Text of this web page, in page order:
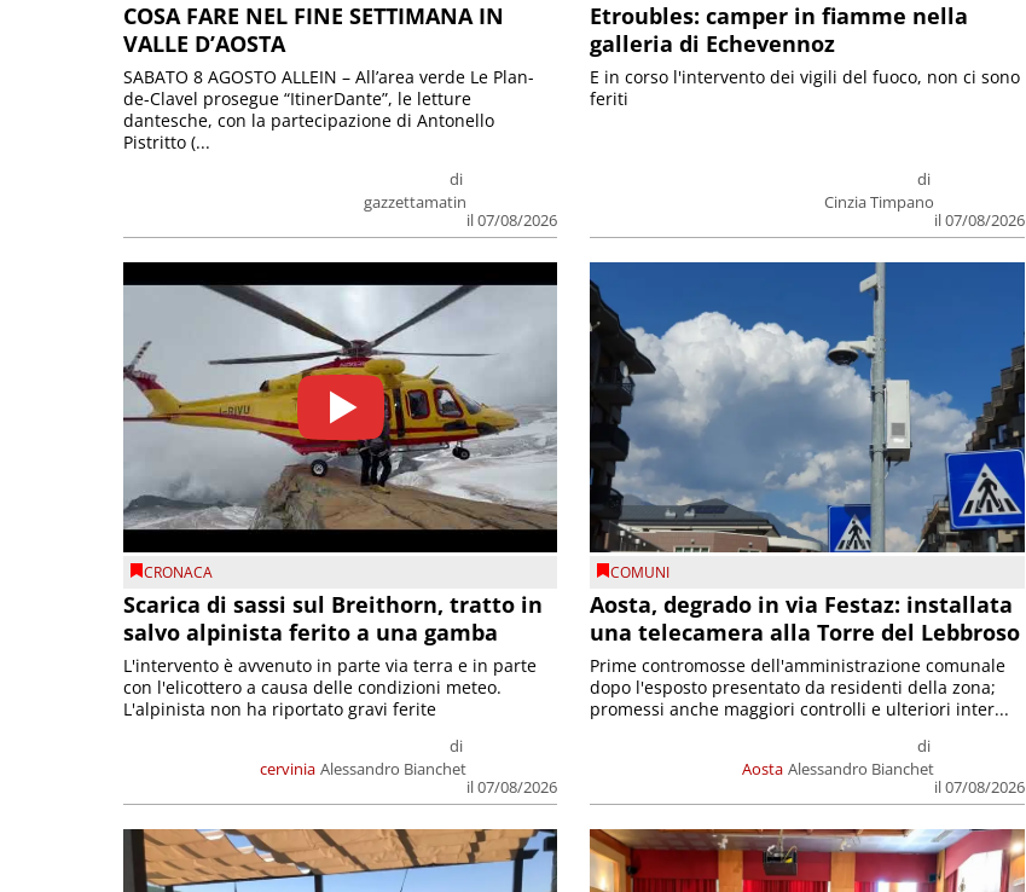
COSA FARE NEL FINE SETTIMANA IN
VALLE D’AOSTA
di
gazzettamatin
il 07/08/2026
SABATO 8 AGOSTO ALLEIN – All’area verde Le Plan-
de-Clavel prosegue “ItinerDante”, le letture
dantesche, con la partecipazione di Antonello
Pistritto (...
Etroubles: camper in fiamme nella
galleria di Echevennoz
di
Cinzia Timpano
il 07/08/2026
E in corso l'intervento dei vigili del fuoco, non ci sono
feriti
CRONACA
Scarica di sassi sul Breithorn, tratto in
salvo alpinista ferito a una gamba
cervinia
di
Alessandro Bianchet
il 07/08/2026
L'intervento è avvenuto in parte via terra e in parte
con l'elicottero a causa delle condizioni meteo.
L'alpinista non ha riportato gravi ferite
COMUNI
Aosta, degrado in via Festaz: installata
una telecamera alla Torre del Lebbroso
Aosta
di
Alessandro Bianchet
il 07/08/2026
Prime contromosse dell'amministrazione comunale
dopo l'esposto presentato da residenti della zona;
promessi anche maggiori controlli e ulteriori inter...